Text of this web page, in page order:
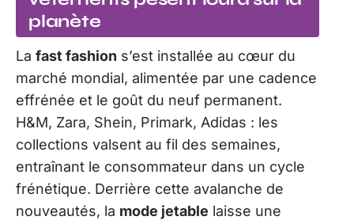
planète
La fast fashion s’est installée au cœur du
marché mondial, alimentée par une cadence
effrénée et le goût du neuf permanent.
H&M, Zara, Shein, Primark, Adidas : les
collections valsent au fil des semaines,
entraînant le consommateur dans un cycle
frénétique. Derrière cette avalanche de
nouveautés, la mode jetable laisse une